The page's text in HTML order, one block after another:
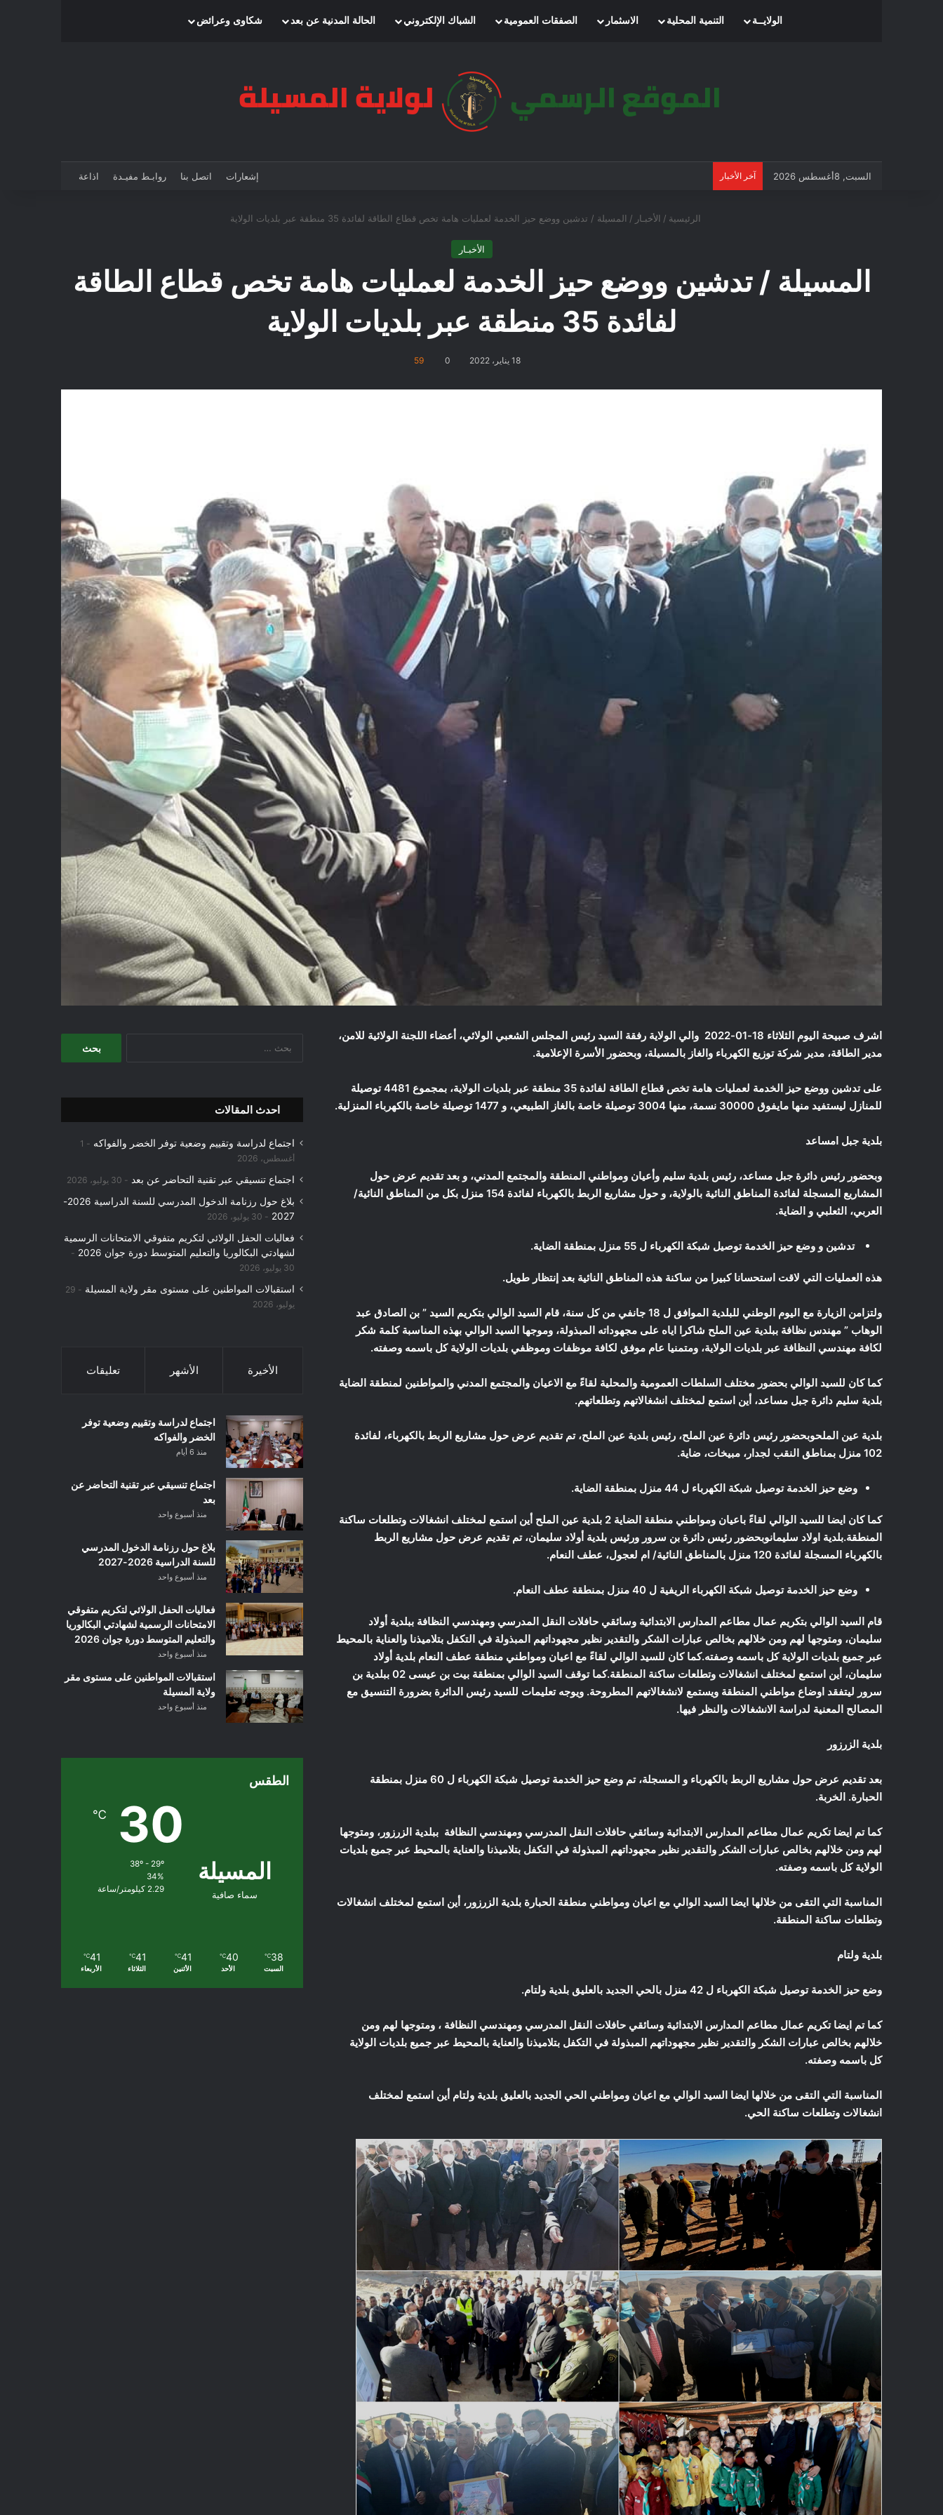
الرئيسيةالولايــة التنمية المحلية الاسثمار الصفقات العمومية الشباك الإلكتروني الحالة المدنية عن بعد شكاوى وعرائض
السبت, 8أغسطس 2026 آخر الأخبار إشعارات اتصل بنا روابـط مفيـدة اذاعة
الرئيسية / الأخبـار / المسيلة / تدشين ووضع حيز الخدمة لعمليات هامة تخص قطاع الطاقة لفائدة 35 منطقة عبر بلديات الولاية
الأخبـار
المسيلة / تدشين ووضع حيز الخدمة لعمليات هامة تخص قطاع الطاقة
لفائدة 35 منطقة عبر بلديات الولاية
18 يناير، 2022 0
59
اشرف صبيحة اليوم الثلاثاء 18-01-2022 والي الولاية رفقة السيد رئيس المجلس الشعبي الولائي، أعضاء اللجنة الولائية للامن،
مدير الطاقة، مدير شركة توزيع الكهرباء والغاز بالمسيلة، وبحضور الأسرة الإعلامية.
على تدشين ووضع حيز الخدمة لعمليات هامة تخص قطاع الطاقة لفائدة 35 منطقة عبر بلديات الولاية، بمجموع 4481 توصيلة
للمنازل ليستفيد منها مايفوق 30000 نسمة، منها 3004 توصيلة خاصة بالغاز الطبيعي، و 1477 توصيلة خاصة بالكهرباء المنزلية.
بلدية جبل امساعد
وبحضور رئيس دائرة جبل مساعد، رئيس بلدية سليم وأعيان ومواطني المنطقة والمجتمع المدني، و بعد تقديم عرض حول
المشاريع المسجلة لفائدة المناطق النائية بالولاية، و حول مشاريع الربط بالكهرباء لفائدة 154 منزل بكل من المناطق النائية/
العربي، الثعلبي و الضاية.
تدشين و وضع حيز الخدمة توصيل شبكة الكهرباء ل 55 منزل بمنطقة الضاية.
هذه العمليات التي لاقت استحسانا كبيرا من ساكنة هذه المناطق النائية بعد إنتظار طويل.
ولتزامن الزيارة مع اليوم الوطني للبلدية الموافق ل 18 جانفي من كل سنة، قام السيد الوالي بتكريم السيد ” بن الصادق عبد
الوهاب ” مهندس نظافة ببلدية عين الملح شاكرا اياه على مجهوداته المبذولة، وموجها السيد الوالي بهذه المناسبة كلمة شكر
لكافة مهندسي النظافة عبر بلديات الولاية، ومتمنيا عام موفق لكافة موظفات وموظفي بلديات الولاية كل باسمه وصفته.
كما كان للسيد الوالي بحضور مختلف السلطات العمومية والمحلية لقاءً مع الاعيان والمجتمع المدني والمواطنين لمنطقة الضاية
بلدية سليم دائرة جبل مساعد، أين استمع لمختلف انشغالاتهم وتطلعاتهم.
بلدية عين الملحوبحضور رئيس دائرة عين الملح، رئيس بلدية عين الملح، تم تقديم عرض حول مشاريع الربط بالكهرباء، لفائدة
102 منزل بمناطق النقب لجدار، مبيخات، ضاية.
وضع حيز الخدمة توصيل شبكة الكهرباء ل 44 منزل بمنطقة الضاية.
كما كان ايضا للسيد الوالي لقاءً باعيان ومواطني منطقة الضاية 2 بلدية عين الملح أين استمع لمختلف انشغالات وتطلعات ساكنة
المنطقة.بلدية اولاد سليمانوبحضور رئيس دائرة بن سرور ورئيس بلدية أولاد سليمان، تم تقديم عرض حول مشاريع الربط
بالكهرباء المسجلة لفائدة 120 منزل بالمناطق النائية/ ام لعجول، عطف النعام.
وضع حيز الخدمة توصيل شبكة الكهرباء الريفية ل 40 منزل بمنطقة عطف النعام.
قام السيد الوالي بتكريم عمال مطاعم المدارس الابتدائية وسائقي حافلات النقل المدرسي ومهندسي النظافة ببلدية أولاد
سليمان، ومتوجها لهم ومن خلالهم بخالص عبارات الشكر والتقدير نظير مجهوداتهم المبذولة في التكفل بتلاميذنا والعناية بالمحيط
عبر جميع بلديات الولاية كل باسمه وصفته.كما كان للسيد الوالي لقاءً مع اعيان ومواطني منطقة عطف النعام بلدية أولاد
سليمان، أين استمع لمختلف انشغالات وتطلعات ساكنة المنطقة.
كما توقف السيد الوالي بمنطقة بيت بن عيسى 02 ببلدية بن
سرور ليتفقد اوضاع مواطني المنطقة ويستمع لانشغالاتهم المطروحة. ويوجه تعليمات للسيد رئيس الدائرة بضرورة التنسيق مع
المصالح المعنية لدراسة الانشغالات والنظر فيها.
بلدية الزرزور
بعد تقديم عرض حول مشاريع الربط بالكهرباء و المسجلة، تم وضع حيز الخدمة توصيل شبكة الكهرباء ل 60 منزل بمنطقة
الحبارة. الخربة.
كما تم ايضا تكريم عمال مطاعم المدارس الابتدائية وسائقي حافلات النقل المدرسي ومهندسي النظافة ببلدية الزرزور، ومتوجها
لهم ومن خلالهم بخالص عبارات الشكر والتقدير نظير مجهوداتهم المبذولة في التكفل بتلاميذنا والعناية بالمحيط عبر جميع بلديات
الولاية كل باسمه وصفته.
المناسبة التي التقى من خلالها ايضا السيد الوالي مع اعيان ومواطني منطقة الحبارة بلدية الزرزور، أين استمع لمختلف انشغالات
وتطلعات ساكنة المنطقة.
بلدية ولتام
وضع حيز الخدمة توصيل شبكة الكهرباء ل 42 منزل بالحي الجديد بالعليق بلدية ولتام.
كما تم ايضا تكريم عمال مطاعم المدارس الابتدائية وسائقي حافلات النقل المدرسي ومهندسي النظافة ، ومتوجها لهم ومن
خلالهم بخالص عبارات الشكر والتقدير نظير مجهوداتهم المبذولة في التكفل بتلاميذنا والعناية بالمحيط عبر جميع بلديات الولاية
كل باسمه وصفته.
المناسبة التي التقى من خلالها ايضا السيد الوالي مع اعيان ومواطني الحي الجديد بالعليق بلدية ولتام أين استمع لمختلف
انشغالات وتطلعات ساكنة الحي.
احدث المقالات
اجتماع لدراسة وتقييم وضعية توفر الخضر والفواكه
1
أغسطس، 2026
اجتماع تنسيقي عبر تقنية التحاضر عن بعد 30 يوليو، 2026
بلاغ حول رزنامة الدخول المدرسي للسنة الدراسية 2026-
2027
30 يوليو، 2026
فعاليات الحفل الولائي لتكريم متفوقي الامتحانات الرسمية
لشهادتي البكالوريا والتعليم المتوسط دورة جوان 2026
30 يوليو، 2026
استقبالات المواطنين على مستوى مقر ولاية المسيلة
29
يوليو، 2026
الأخيرة الأشهر تعليقات
اجتماع لدراسة وتقييم وضعية توفر
الخضر والفواكه
منذ 6 أيام
اجتماع تنسيقي عبر تقنية التحاضر عن
بعد
منذ أسبوع واحد
بلاغ حول رزنامة الدخول المدرسي
للسنة الدراسية 2026-2027
منذ أسبوع واحد
فعاليات الحفل الولائي لتكريم متفوقي
الامتحانات الرسمية لشهادتي البكالوريا
والتعليم المتوسط دورة جوان 2026
منذ أسبوع واحد
استقبالات المواطنين على مستوى مقر
ولاية المسيلة
منذ أسبوع واحد
الطقس
المسيلة
سماء صافية
30
℃
38º - 29º
34%
2.29 كيلومتر/ساعة
38
℃
السبت
40
℃
الأحد
41
℃
الأثنين
41
℃
الثلاثاء
41
℃
الأربعاء